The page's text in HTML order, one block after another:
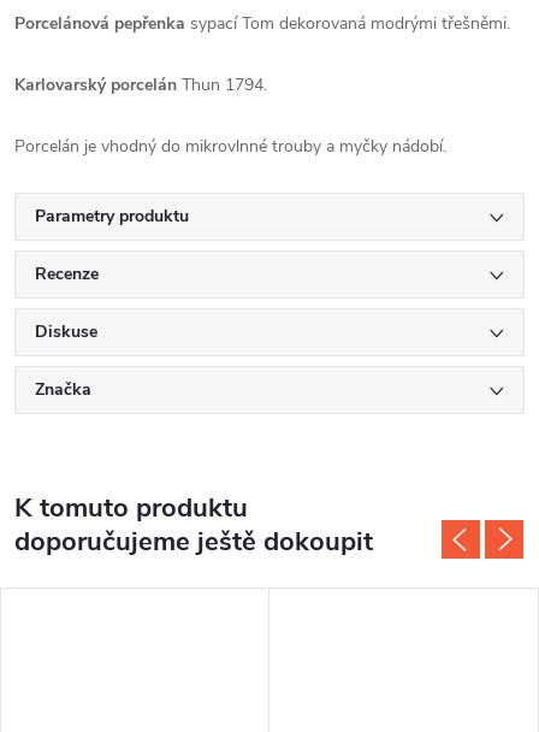
Porcelánová pepřenka sypací Tom dekorovaná modrými třešněmi.
Karlovarský porcelán Thun 1794.
Porcelán je vhodný do mikrovlnné trouby a myčky nádobí.
Parametry produktu
Recenze
Diskuse
Značka
K tomuto produktu
doporučujeme ještě dokoupit